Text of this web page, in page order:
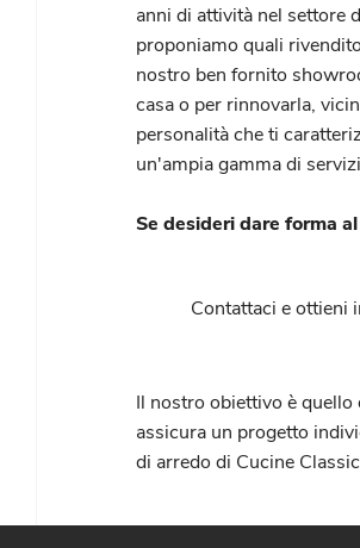
anni di attività nel settore
proponiamo quali
nostro ben fornito
casa o per rinnovarla,
personalità che ti
un'ampia gamma di servizi
Se desideri dare forma
Contattaci e ottieni
Il nostro obiettivo è
assicura un progetto
di arredo di Cucine